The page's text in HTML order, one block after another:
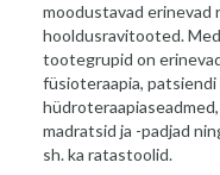
moodustavad
hooldusravitooted.
tootegrupid on
füsioteraapia,
madratsid ja -padjad
sh. ka ratastoolid.